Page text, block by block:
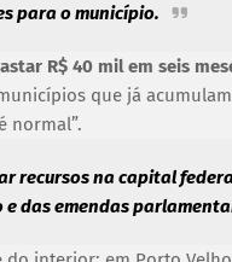
para o município.
R$ 40 mil em seis
que já
normal”.
recursos na capital
das emendas